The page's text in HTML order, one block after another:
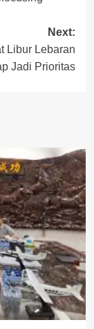
Next:
Libur Lebaran
Jadi Prioritas